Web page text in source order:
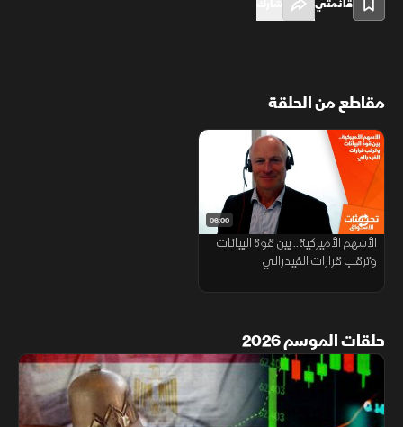
قائمتي
مقاطع من الحلقة
06:00
الأسهم الأميركية.. بين قوة البيانات
وترقب قرارات الفيدرالي
حلقات الموسم 2026